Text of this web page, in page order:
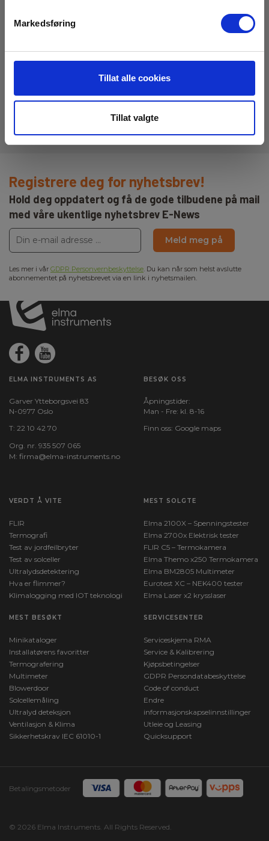
Markedsføring
Tillat alle cookies
Tillat valgte
Lengde
Vekt
Indikering
Elma_Datasheet_RD_GA-52CX__EN.pdf
Elma_Manual_RD_GA-52CX__EN.pdf
Registrere deg for nyhetsbrev!
Hold deg oppdatert og få de gode tilbudene på mail
med våre ukentlige nyhetsbrev E-News
Meld meg på
Les mer i vår GDPR Personvernbeskyttelse. Du kan når som helst avslutte
abonnementet på nyhetsbrevet via en link i nyhetsmailen.
ELMA INSTRUMENTS AS
Garver Ytteborgsvei 83
N-0977 Oslo
T: 22 10 42 70
Org. nr. 935 507 065
M: firma@elma-instruments.no​
BESØK OSS
Åpningstider:
Man - Fre: kl. 8-16
Finn oss: Google maps
VERDT Å VITE
FLIR
Termografi
Test av jordfeilbryter
Test av solceller
Ultralydsdetektering
Hva er flimmer?
Klimalogging med IOT teknologi
MEST SOLGTE
Elma 2100X – Spenningstester
Elma 2700x Elektrisk tester
FLIR C5 – Termokamera
Elma Themo x250 Termokamera
Elma BM2805 Multimeter
Eurotest XC – NEK400 tester
Elma Laser x2 krysslaser
MEST BESØKT
Minikataloger
Installatørens favoritter
Termografering
Multimeter
Blowerdoor
Solcellemåling
Ultralyd deteksjon
Ventilasjon & Klima
Sikkerhetskrav IEC 61010-1
SERVICESENTER
Serviceskjema RMA
Service & Kalibrering
Kjøpsbetingelser
GDPR Persondatabeskyttelse
Code of conduct
Endre
informasjonskapselinnstillinger
Utleie og Leasing
Quicksupport
Betalingsmetoder
© 2026 Elma Instruments. All Rights Reserved.